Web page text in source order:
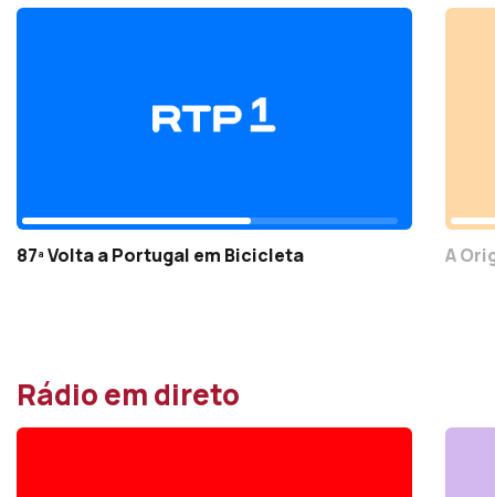
87ª Volta a Portugal em Bicicleta A
Rádio em direto